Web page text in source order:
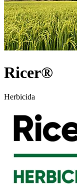
Ricer®
Herbicida